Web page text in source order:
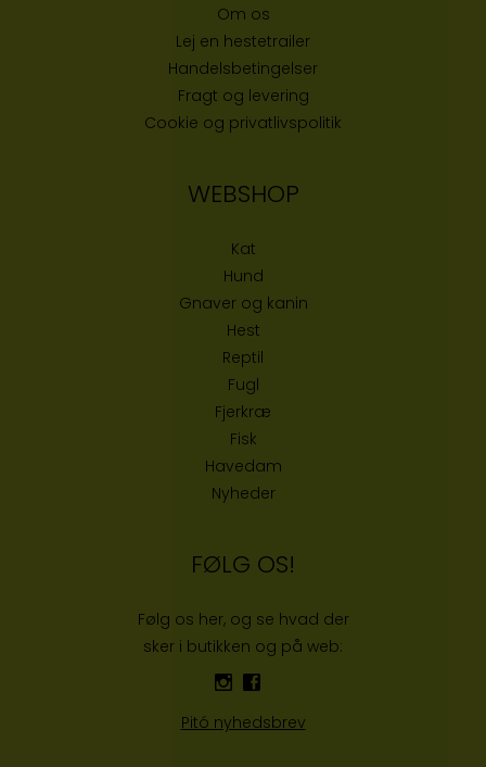
Om os
Lej en hestetrailer
Handelsbetingelser
Fragt og levering
Cookie og privatlivspolitik
WEBSHOP
Kat
Hund
Gnaver og kanin
Hest
Reptil
Fugl
Fjerkræ
Fisk
Havedam
Nyheder
FØLG OS!
Følg os her, og se hvad der
sker i butikken og på web:
Pitó nyhedsbrev